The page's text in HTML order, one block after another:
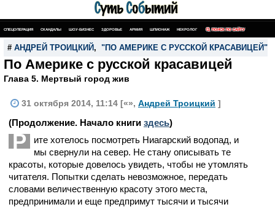
СПЕЦОПЕРАЦИЯ СКАНДАЛЫ ШОУ-БИЗНЕС ЗДОРОВЬЕ АРМИЯ ШПИОНАЖ НЕКРОЛОГ ПОИСК ПО САЙТУ
# АНДРЕЙ ТРОИЦКИЙ , "ПО АМЕРИКЕ С РУССКОЙ КРАСАВИЦЕЙ"
По Америке с русской красавицей
Глава 5. Мертвый город жив
31 октября 2014, 11:14 [«», Андрей Троицкий ]
(Продолжение. Начало книги здесь)
Р
ите хотелось посмотреть Ниагарский водопад, и
мы свернули на север. Не стану описывать те
красоты, которые довелось увидеть, чтобы не утомлять
читателя. Попытки сделать невозможное, передать
словами величественную красоту этого места,
предпринимали и еще предпримут тысячи и тысячи